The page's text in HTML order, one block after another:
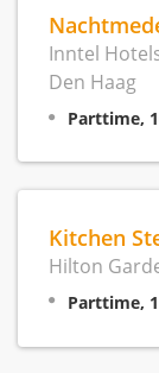
Inntel
Den Haag
Parttime,
Kitchen
Hilton
Parttime,